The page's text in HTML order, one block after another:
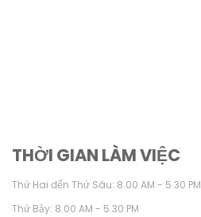
THỜI GIAN LÀM VIỆC
Thứ Hai đến Thứ Sáu: 8.00 AM - 5.30 PM
Thứ Bảy: 8.00 AM - 5.30 PM